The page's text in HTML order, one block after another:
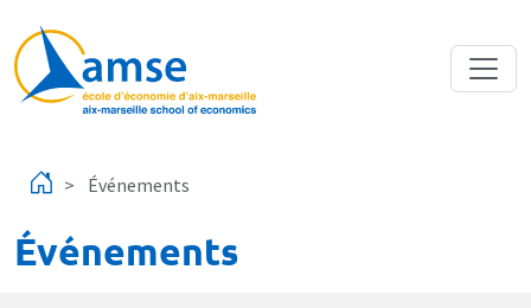
Événements
Événements